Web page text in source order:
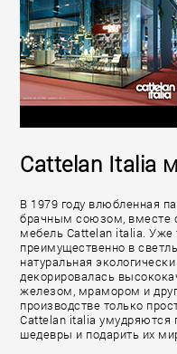
Cattelan Italia
В 1979 году влюбленная
брачным союзом, вместе
мебель Cattelan italia. Уже
преимущественно в
натуральная
декорировалась
железом, мрамором и
производстве только
Cattelan italia умудряются
шедевры и подарить их